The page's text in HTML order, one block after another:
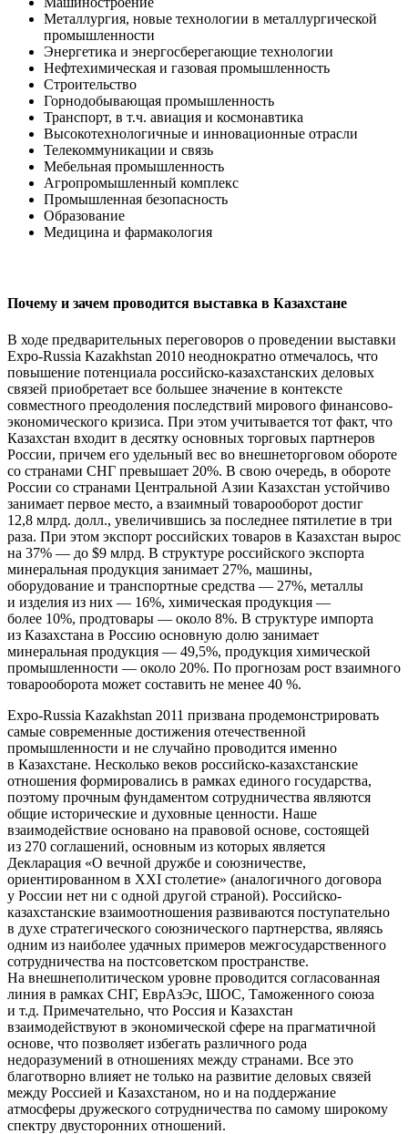
Металлургия, новые технологии в металлургической
промышленности
Энергетика и энергосберегающие технологии
Нефтехимическая и газовая промышленность
Строительство
Горнодобывающая промышленность
Транспорт, в т.ч. авиация и космонавтика
Высокотехнологичные и инновационные отрасли
Телекоммуникации и связь
Мебельная промышленность
Агропромышленный комплекс
Промышленная безопасность
Образование
Медицина и фармакология
Почему и зачем проводится выставка в Казахстане
В ходе предварительных переговоров о проведении выставки
Expo-Russia Kazakhstan 2010 неоднократно отмечалось, что
повышение потенциала российско-казахстанских деловых
связей приобретает все большее значение в контексте
совместного преодоления последствий мирового финансово-
экономического кризиса. При этом учитывается тот факт, что
Казахстан входит в десятку основных торговых партнеров
России, причем его удельный вес во внешнеторговом обороте
со странами СНГ превышает 20%. В свою очередь, в обороте
России со странами Центральной Азии Казахстан устойчиво
занимает первое место, а взаимный товарооборот достиг
12,8 млрд. долл., увеличившись за последнее пятилетие в три
раза. При этом экспорт российских товаров в Казахстан вырос
на 37% — до $9 млрд. В структуре российского экспорта
минеральная продукция занимает 27%, машины,
оборудование и транспортные средства — 27%, металлы
и изделия из них — 16%, химическая продукция —
более 10%, продтовары — около 8%. В структуре импорта
из Казахстана в Россию основную долю занимает
минеральная продукция — 49,5%, продукция химической
промышленности — около 20%. По прогнозам рост взаимного
товарооборота может составить не менее 40 %.
Expo-Russia Kazakhstan 2011 призвана продемонстрировать
самые современные достижения отечественной
промышленности и не случайно проводится именно
в Казахстане. Несколько веков российско-казахстанские
отношения формировались в рамках единого государства,
поэтому прочным фундаментом сотрудничества являются
общие исторические и духовные ценности. Наше
взаимодействие основано на правовой основе, состоящей
из 270 соглашений, основным из которых является
Декларация «О вечной дружбе и союзничестве,
ориентированном в ХХI столетие» (аналогичного договора
у России нет ни с одной другой страной). Российско-
казахстанские взаимоотношения развиваются поступательно
в духе стратегического союзнического партнерства, являясь
одним из наиболее удачных примеров межгосударственного
сотрудничества на постсоветском пространстве.
На внешнеполитическом уровне проводится согласованная
линия в рамках СНГ, ЕврАзЭс, ШОС, Таможенного союза
и т.д. Примечательно, что Россия и Казахстан
взаимодействуют в экономической сфере на прагматичной
основе, что позволяет избегать различного рода
недоразумений в отношениях между странами. Все это
благотворно влияет не только на развитие деловых связей
между Россией и Казахстаном, но и на поддержание
атмосферы дружеского сотрудничества по самому широкому
спектру двусторонних отношений.